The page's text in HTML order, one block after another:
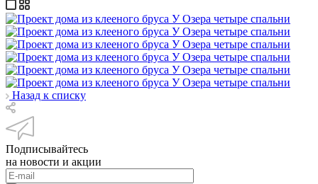
Назад к списку
Подписывайтесь
на новости и акции